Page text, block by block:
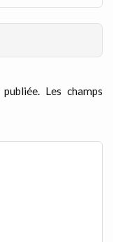
Les champs